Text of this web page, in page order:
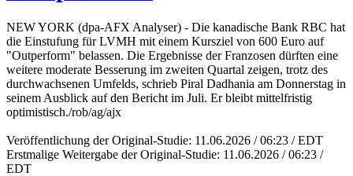
NEW YORK (dpa-AFX Analyser) - Die kanadische Bank RBC hat
die Einstufung für LVMH mit einem Kursziel von 600 Euro auf
"Outperform" belassen. Die Ergebnisse der Franzosen dürften eine
weitere moderate Besserung im zweiten Quartal zeigen, trotz des
durchwachsenen Umfelds, schrieb Piral Dadhania am Donnerstag in
seinem Ausblick auf den Bericht im Juli. Er bleibt mittelfristig
optimistisch./rob/ag/ajx
Veröffentlichung der Original-Studie: 11.06.2026 / 06:23 / EDT
Erstmalige Weitergabe der Original-Studie: 11.06.2026 / 06:23 /
EDT